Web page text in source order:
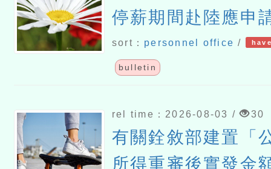
停薪期間赴陸應申
sort： personnel office /
bulletin
rel time：2026-08-03 / 30
有關銓敘部建置「
所得重審後實發金